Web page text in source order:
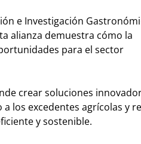
e Investigación
alianza demuestra cómo la
para el sector
crear soluciones
los excedentes agrícolas y
y sostenible.